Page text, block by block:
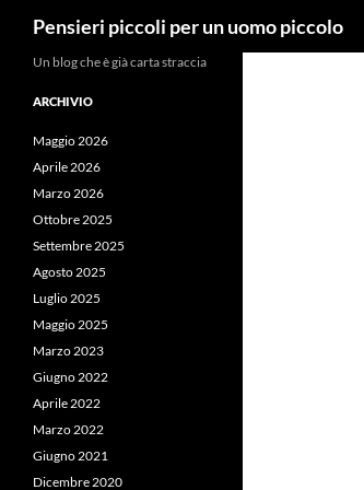
Pensieri piccoli per un uomo piccolo
Un blog che è già carta straccia
ARCHIVIO
Maggio 2026
Aprile 2026
Marzo 2026
Ottobre 2025
Settembre 2025
Agosto 2025
Luglio 2025
Maggio 2025
Marzo 2023
Giugno 2022
Aprile 2022
Marzo 2022
Giugno 2021
Dicembre 2020